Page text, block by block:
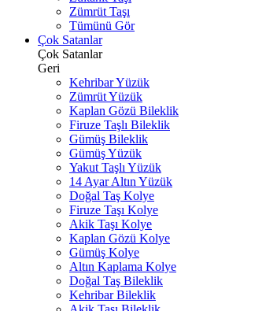
Zümrüt Taşı
Tümünü Gör
Çok Satanlar
Çok Satanlar
Geri
Kehribar Yüzük
Zümrüt Yüzük
Kaplan Gözü Bileklik
Firuze Taşlı Bileklik
Gümüş Bileklik
Gümüş Yüzük
Yakut Taşlı Yüzük
14 Ayar Altın Yüzük
Doğal Taş Kolye
Firuze Taşı Kolye
Akik Taşı Kolye
Kaplan Gözü Kolye
Gümüş Kolye
Altın Kaplama Kolye
Doğal Taş Bileklik
Kehribar Bileklik